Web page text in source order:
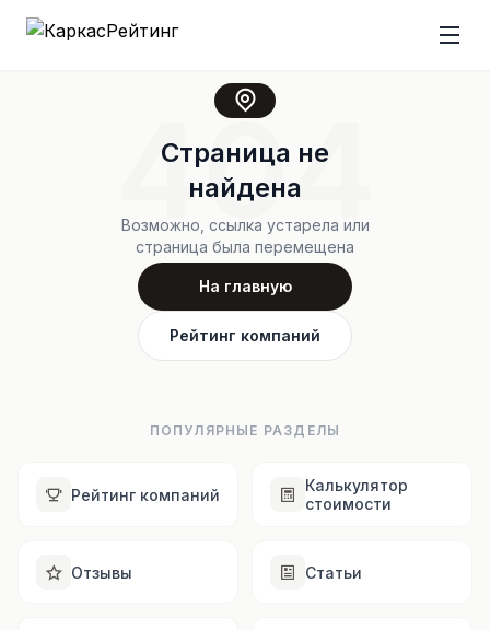
404
Страница не
найдена
Возможно, ссылка устарела или
страница была перемещена
На главную
Рейтинг компаний
ПОПУЛЯРНЫЕ РАЗДЕЛЫ
Рейтинг компаний
Калькулятор
стоимости
Отзывы Статьи